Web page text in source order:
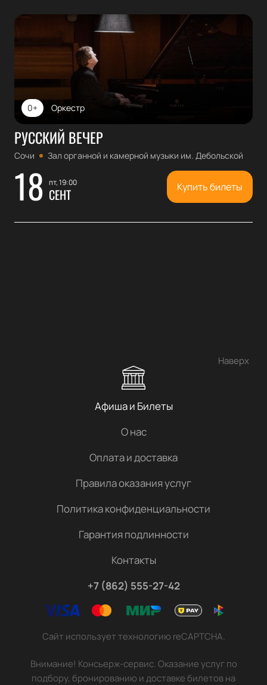
Оркестр
0+
РУССКИЙ ВЕЧЕР
Сочи Зал органной и камерной музыки им. Дебольской
18 пт, 19:00
СЕНТ Купить билеты
Наверх
Афиша и Билеты
О нас
Оплата и доставка
Правила оказания услуг
Политика конфиденциальности
Гарантия подлинности
Контакты
+7 (862) 555-27-42
Сайт использует технологию reCAPTCHA.
Внимание! Консьерж-сервис. Оказание услуг по
подбору, бронированию и доставке билетов на